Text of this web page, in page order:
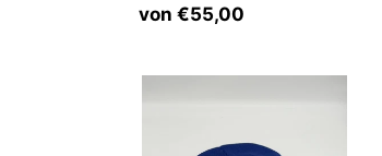
Normaler
von €55,00